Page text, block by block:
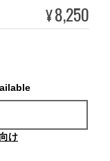
¥8,250
け